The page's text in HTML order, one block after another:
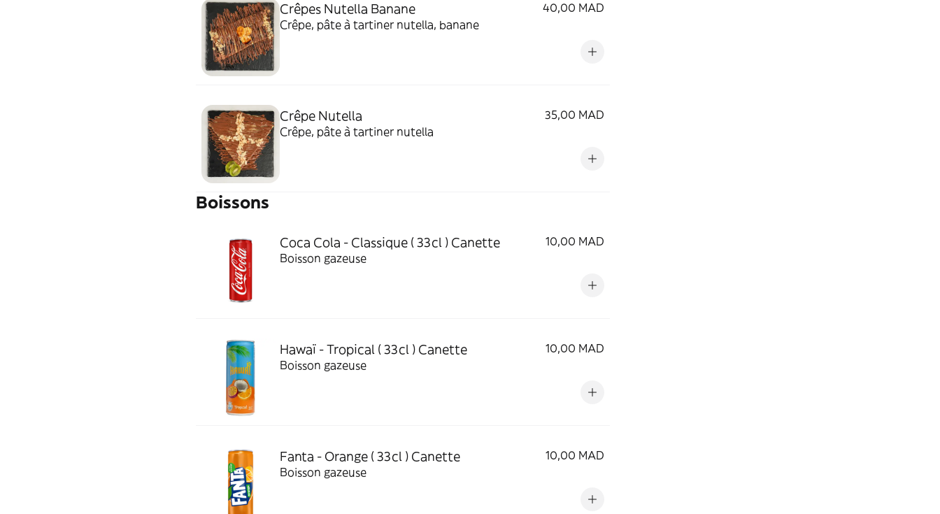
Crêpes Nutella Banane
40,00 MAD
Crêpe, pâte à tartiner nutella, banane
Crêpe Nutella
35,00 MAD
Crêpe, pâte à tartiner nutella
Boissons
Coca Cola - Classique ( 33cl ) Canette
10,00 MAD
Boisson gazeuse
Hawaï - Tropical ( 33cl ) Canette
10,00 MAD
Boisson gazeuse
Fanta - Orange ( 33cl ) Canette
10,00 MAD
Boisson gazeuse